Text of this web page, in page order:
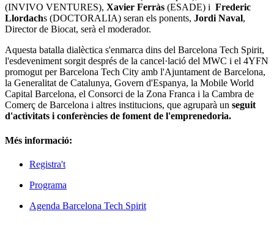
(INVIVO VENTURES), Xavier Ferràs (ESADE) i Frederic
Llordachs (DOCTORALIA) seran els ponents, Jordi Naval,
Director de Biocat, serà el moderador.
Aquesta batalla dialèctica s'enmarca dins del Barcelona Tech Spirit,
l'esdeveniment sorgit després de la cancel·lació del MWC i el 4YFN
promogut per Barcelona Tech City amb l'Ajuntament de Barcelona,
la Generalitat de Catalunya, Govern d'Espanya, la Mobile World
Capital Barcelona, el Consorci de la Zona Franca i la Cambra de
Comerç de Barcelona i altres institucions, que agruparà un seguit
d'activitats i conferències de foment de l'emprenedoria.
Més informació:
Registra't
Programa
Agenda Barcelona Tech Spirit